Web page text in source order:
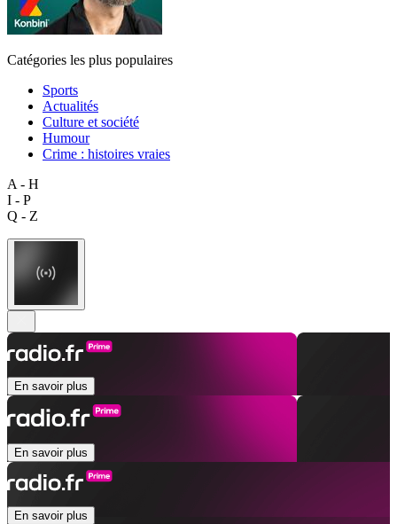
Catégories les plus populaires
Sports
Actualités
Culture et société
Humour
Crime : histoires vraies
A - H
I - P
Q - Z
En savoir plus
En savoir plus
En savoir plus